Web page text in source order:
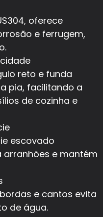
oferece
e ferrugem,
reto e funda
pia, facilitando a
de cozinha e
escovado
e mantém
e cantos evita
de água.